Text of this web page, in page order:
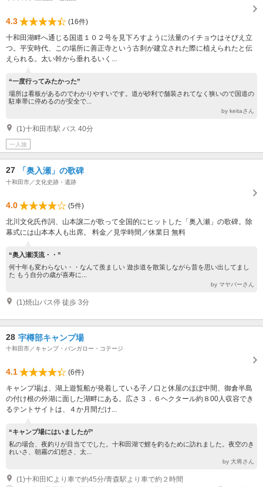
4.3
(16件)
十和田湖畔へ通じる国道１０２号を見下ろすように法量のイチョウはそびえ立
つ。平安時代、この場所に善正寺という古刹が建立された際に植えられたと伝
えられる。太い幹から垂れるいく...
“一度行ってみたかった”
場所は看板があるのでわかりやすいです。道が砂利で舗装されてなく狭いので国道の
駐車帯に停めるのが安全で...
by keitaさん
(1)十和田市駅 バス 40分
一人旅
27 「奥入瀬」の歌碑
十和田市／文化史跡・遺跡
4.0
(5件)
北川文化氏作詞、山本譲二が歌って全国的にヒットした「奥入瀬」の歌碑。除
幕式には山本本人も出席。 料金／見学時間／休業日 無料
“奥入瀬渓流・・”
何十年も変わらない・・なんて羨ましい 遊歩道を散策しながら昔を思い出してまし
た もう自分の歳が喜寿に...
by マヤバーさん
(1)焼山バス停 徒歩 3分
28 宇樽部キャンプ場
十和田市／キャンプ・バンガロー・コテージ
4.1
(6件)
キャンプ場は、湖上遊覧船が発着している子ノ口と休屋のほぼ中間、御倉半島
の付け根の外湖に面した湖畔にある。広さ３．６ヘクタール約８00人収容でき
るテントサイトは、４か月間だけ...
“キャンプ場にはいましたが”
私の場合、夜釣りが目当てでした。十和田湖で鯉を釣るために訪れました。夜空のき
れいさ、朝霧の幻想さ、太...
by 大将さん
(1)十和田ICより車で約45分/青森駅より車で約２時間